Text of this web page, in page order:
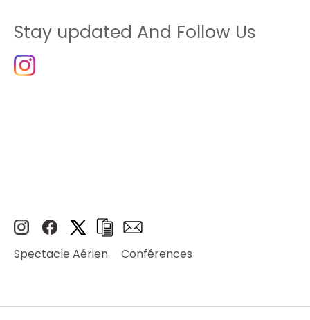
Stay updated And Follow Us
Spectacle Aérien Conférences